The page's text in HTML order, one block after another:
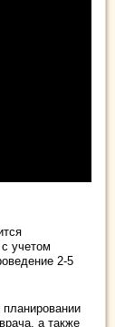
учетом
2-5
а также